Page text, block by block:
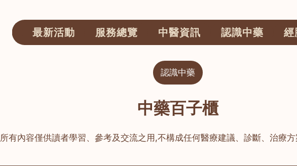
最新活動 服務總覽 中醫資訊 認識中藥 經
認識中藥
中藥百子櫃
所有內容僅供讀者學習、參考及交流之用,不構成任何醫療建議、診斷、治療